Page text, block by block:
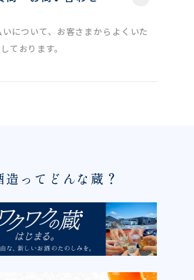
について、お客さまからよくいた
ております。
造ってどんな蔵？